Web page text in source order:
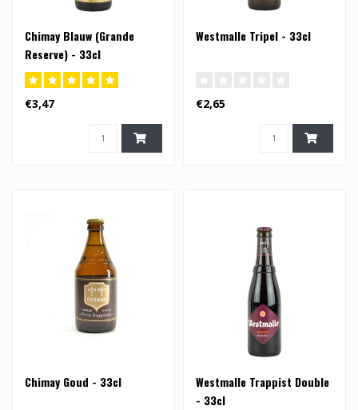
Chimay Blauw (Grande
Reserve) - 33cl
€3,47
Westmalle Tripel - 33cl
€2,65
Chimay Goud - 33cl
Westmalle Trappist Double
- 33cl